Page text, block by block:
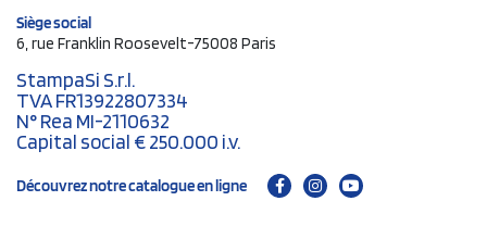
Siège social
6, rue Franklin Roosevelt-75008 Paris
StampaSi S.r.l.
TVA FR13922807334
N° Rea MI-2110632
Capital social € 250.000 i.v.
Découvrez notre catalogue en ligne